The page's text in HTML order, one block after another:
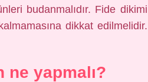
budanmalıdır. Fide dikimi
dikkat edilmelidir.
ne yapmalı?